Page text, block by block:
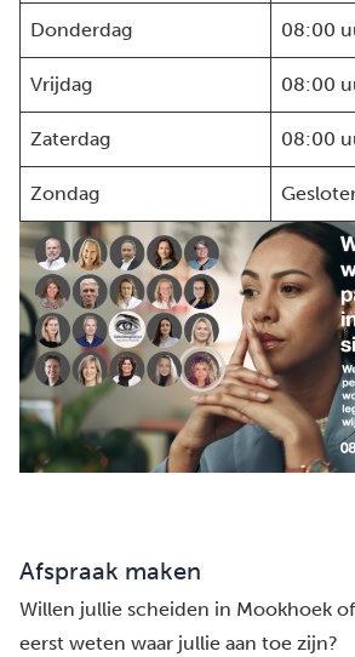
Donderdag 08:00
Vrijdag 08:00
Zaterdag 08:00
Zondag
Afspraak maken
Willen jullie scheiden in Mookhoek
eerst weten waar jullie aan toe zijn?